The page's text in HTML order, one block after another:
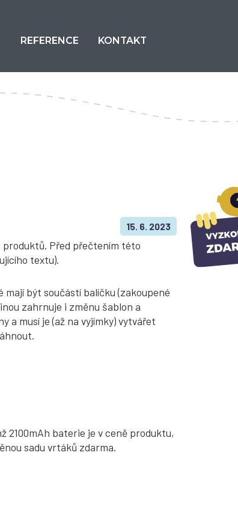
REFERENCE KONTAKT
15. 6. 2023
produktů. Před přečtením této
textu).
být součástí balíčku (zakoupené
zahrnuje i změnu šablon a
a musí je (až na vyjímky) vytvářet
2100mAh baterie je v ceně produktu,
sadu vrtáků zdarma.